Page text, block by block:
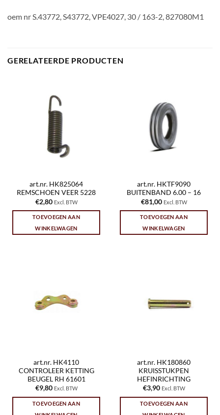
oem nr S.43772, S43772, VPE4027, 30 / 163-2, 827080M1
GERELATEERDE PRODUCTEN
art.nr. HK825064
REMSCHOEN VEER 5228
€2,80 Excl. BTW
TOEVOEGEN AAN
WINKELWAGEN
art.nr. HKTF9090
BUITENBAND 6.00 – 16
€81,00 Excl. BTW
TOEVOEGEN AAN
WINKELWAGEN
art.nr. HK4110
CONTROLEER KETTING
BEUGEL RH 61601
€9,80 Excl. BTW
TOEVOEGEN AAN
art.nr. HK180860
KRUISSTUKPEN
HEFINRICHTING
€3,90 Excl. BTW
TOEVOEGEN AAN